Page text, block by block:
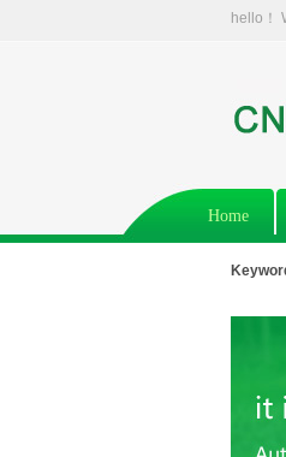
hello！
Home